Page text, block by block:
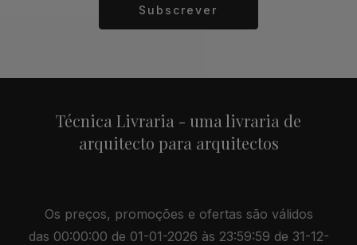
Subscrever
Técnica Livraria - uma livraria de
arquitecto para arquitectos
Os preços, promoções e ofertas são válidos
das 00:00:00 de 01-01-2026 às 23:59:59 de 31-12-